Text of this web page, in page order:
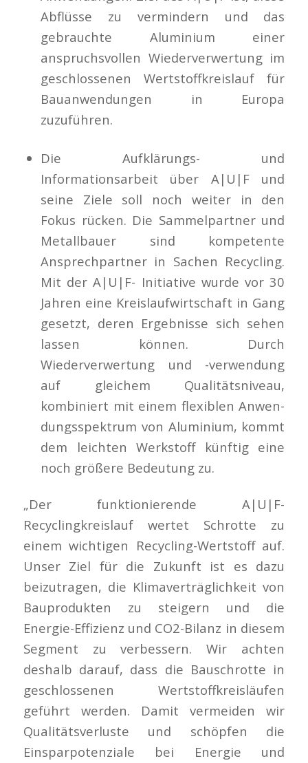
Abflüsse zu vermindern und das
gebrauchte Aluminium einer
anspruchsvollen Wiederverwertung im
geschlossenen Wertstoffkreislauf für
Bauanwendungen in Europa
zuzuführen.
Die Aufklärungs- und
Informationsarbeit über A|U|F und
seine Ziele soll noch weiter in den
Fokus rücken. Die Sammelpartner und
Metallbauer sind kom­petente
Ansprechpartner in Sachen Recycling.
Mit der A|U|F- Ini­tiative wurde vor 30
Jahren eine Kreislaufwirtschaft in Gang
gesetzt, deren Ergebnisse sich sehen
lassen können. Durch
Wiederverwertung und -verwendung
auf gleichem Qualitäts­niveau,
kombiniert mit einem flexiblen Anwen­
dungsspektrum von Aluminium, kommt
dem leichten Werkstoff künftig eine
noch größere Bedeutung zu.
„Der funktionierende A|U|F-
Recyclingkreislauf wertet Schrotte zu
einem wichtigen Recycling-Wertstoff auf.
Unser Ziel für die Zukunft ist es dazu
beizutragen, die Klimaverträglichkeit von
Bauprodukten zu steigern und die
Energie-Effizienz und CO2-Bilanz in diesem
Segment zu verbessern. Wir achten
deshalb darauf, dass die Bauschrotte in
geschlossenen Wertstoffkreisläufen
geführt werden. Damit vermeiden wir
Qualitätsverluste und schöpfen die
Einsparpotenziale bei Energie und